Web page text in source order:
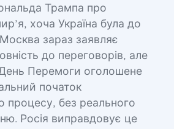
Трампа про
хоча Україна була до
зараз заявляє
до переговорів, але
Перемоги оголошене
початок
процесу, без реального
Росія виправдовує це